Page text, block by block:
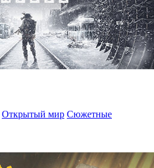
Открытый мир Сюжетные